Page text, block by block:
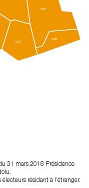
NZP
OĞZ
KRK
31 mars 2018 Présidence
résidant à l’étranger.